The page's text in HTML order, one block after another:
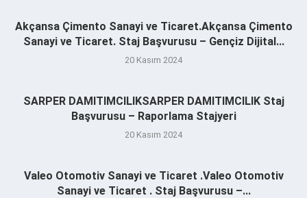
Akçansa Çimento Sanayi ve Ticaret.Akçansa Çimento
Sanayi ve Ticaret. Staj Başvurusu – Gençiz Dijital...
20 Kasım 2024
SARPER DAMITIMCILIKSARPER DAMITIMCILIK Staj
Başvurusu – Raporlama Stajyeri
20 Kasım 2024
Valeo Otomotiv Sanayi ve Ticaret .Valeo Otomotiv
Sanayi ve Ticaret . Staj Başvurusu –...